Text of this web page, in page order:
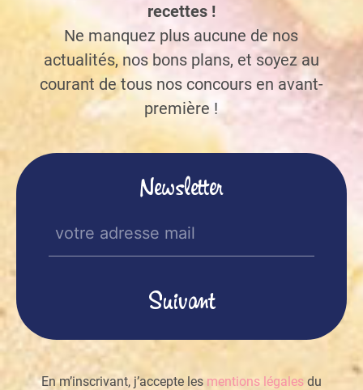
recettes !
Ne manquez plus aucune de nos
actualités, nos bons plans, et soyez au
courant de tous nos concours en avant-
première !
Newsletter
E-
mail
En m’inscrivant, j’accepte les mentions légalesdu